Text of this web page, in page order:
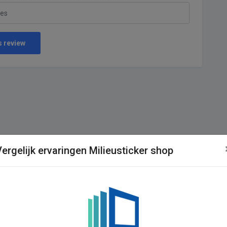
review
ervaringen Milieusticker shop